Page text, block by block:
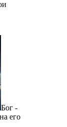
Бог -
его